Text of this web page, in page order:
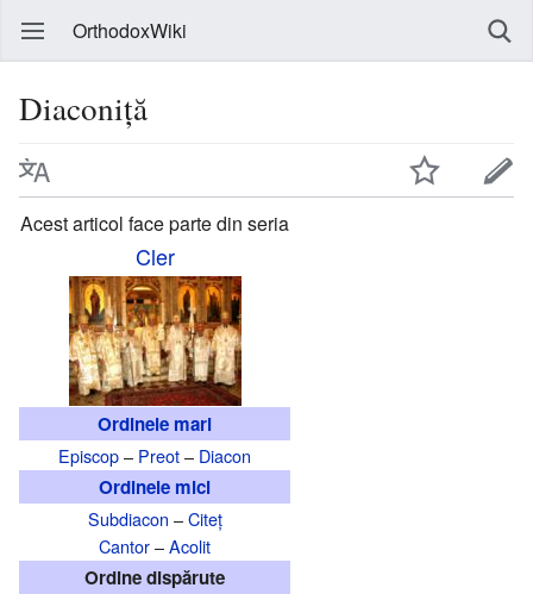
OrthodoxWiki
Diaconiță
Acest articol face parte din seria
Cler
Ordinele mari
Episcop– Preot– Diacon
Ordinele mici
Subdiacon –Citeț
Cantor–Acolit
Ordine dispărute